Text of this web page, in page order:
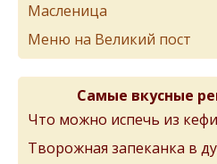
Масленица
Меню на Великий пост
Самые вкусные
Что можно испечь из
Творожная запеканка в